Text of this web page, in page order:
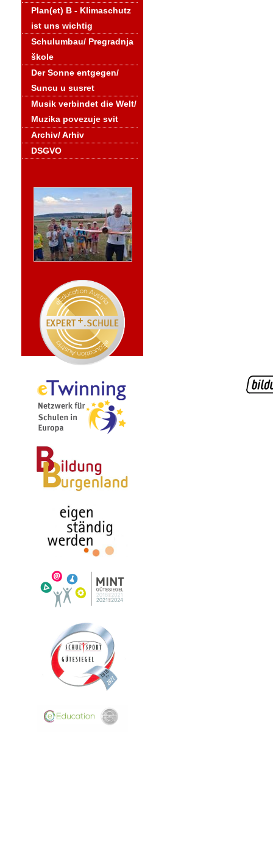
Plan(et) B - Klimaschutz
ist uns wichtig
Schulumbau/ Pregradnja
škole
Der Sonne entgegen/
Suncu u susret
Musik verbindet die Welt/
Muzika povezuje svit
Archiv/ Arhiv
DSGVO